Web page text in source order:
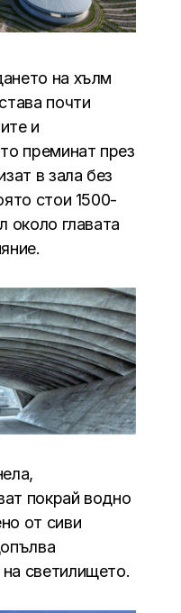
на хълм
почти
и
преминат през
в зала без
стои 1500-
около главата
покрай водно
от сиви
светилището.